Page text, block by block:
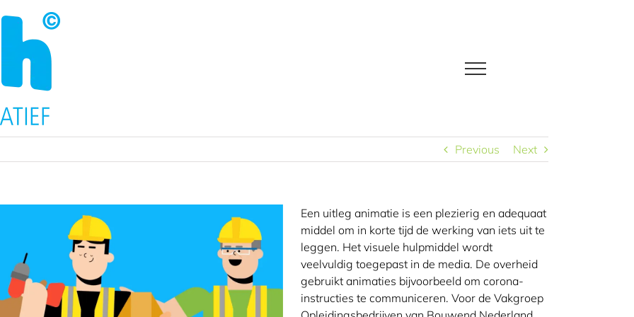
Previous Next
Een uitleg animatie is een plezierig en adequaat
middel om in korte tijd de werking van iets uit te
leggen. Het visuele hulpmiddel wordt
veelvuldig toegepast in de media. De overheid
gebruikt animaties bijvoorbeeld om corona-
instructies te communiceren. Voor de Vakgroep